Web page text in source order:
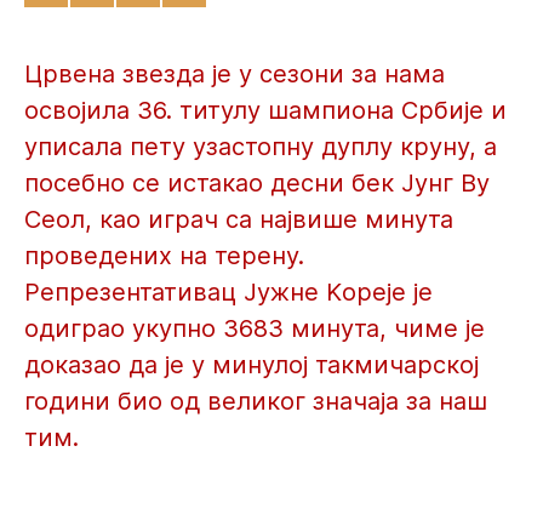
Црвена звезда је у сезони за нама
освојила 36. титулу шампиона Србије и
уписала пету узастопну дуплу круну, а
посебно се истакао десни бек Јунг Ву
Сеол, као играч са највише минута
проведених на терену.
Репрезентативац Јужне Kореје je
одиграо укупно 3683 минута, чиме је
доказао да је у минулој такмичарској
години био од великог значаја за наш
тим.